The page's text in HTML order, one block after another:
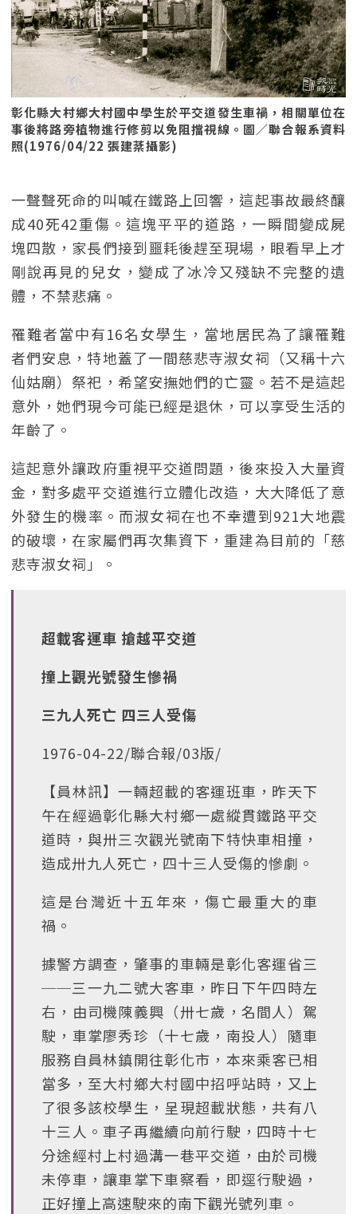
彰化縣大村鄉大村國中學生於平交道發生車禍，相關單位在
事後將路旁植物進行修剪以免阻擋視線。圖／聯合報系資料
照(1976/04/22 張建棻攝影)
一聲聲死命的叫喊在鐵路上回響，這起事故最終釀
成40死42重傷。這塊平平的道路，一瞬間變成屍
塊四散，家長們接到噩耗後趕至現場，眼看早上才
剛說再見的兒女，變成了冰冷又殘缺不完整的遺
體，不禁悲痛。
罹難者當中有16名女學生，當地居民為了讓罹難
者們安息，特地蓋了一間慈悲寺淑女祠（又稱十六
仙姑廟）祭祀，希望安撫她們的亡靈。若不是這起
意外，她們現今可能已經是退休，可以享受生活的
年齡了。
這起意外讓政府重視平交道問題，後來投入大量資
金，對多處平交道進行立體化改造，大大降低了意
外發生的機率。而淑女祠在也不幸遭到921大地震
的破壞，在家屬們再次集資下，重建為目前的「慈
悲寺淑女祠」。
超載客運車 搶越平交道
撞上觀光號發生慘禍
三九人死亡 四三人受傷
1976-04-22/聯合報/03版/
【員林訊】一輛超載的客運班車，昨天下
午在經過彰化縣大村鄉一處縱貫鐵路平交
道時，與卅三次觀光號南下特快車相撞，
造成卅九人死亡，四十三人受傷的慘劇。
這是台灣近十五年來，傷亡最重大的車
禍。
據警方調查，肇事的車輛是彰化客運省三
──三一九二號大客車，昨日下午四時左
右，由司機陳義興（卅七歲，名間人）駕
駛，車掌廖秀珍（十七歲，南投人）隨車
服務自員林鎮開往彰化市，本來乘客已相
當多，至大村鄉大村國中招呼站時，又上
了很多該校學生，呈現超載狀態，共有八
十三人。車子再繼續向前行駛，四時十七
分途經村上村過溝一巷平交道，由於司機
未停車，讓車掌下車察看，即逕行駛過，
正好撞上高速駛來的南下觀光號列車。